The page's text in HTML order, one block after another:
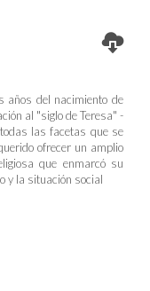
años del nacimiento de
al "siglo de Teresa" -
las facetas que se
ofrecer un amplio
que enmarcó su
y la situación social